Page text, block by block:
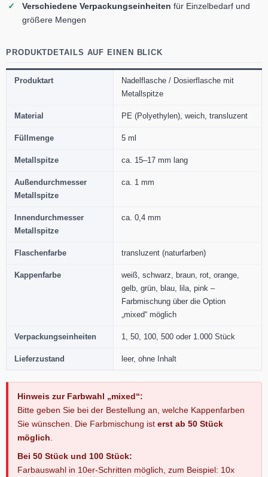
Verschiedene Verpackungseinheiten für Einzelbedarf und
größere Mengen
PRODUKTDETAILS AUF EINEN BLICK
Produktart
Nadelflasche / Dosierflasche mit
Metallspitze
Material PE (Polyethylen), weich, transluzent
Füllmenge 5 ml
Metallspitze ca. 15–17 mm lang
Außendurchmesser
Metallspitze
ca. 1 mm
Innendurchmesser
Metallspitze
ca. 0,4 mm
Flaschenfarbe transluzent (naturfarben)
Kappenfarbe
weiß, schwarz, braun, rot, orange,
gelb, grün, blau, lila, pink –
Farbmischung über die Option
„mixed“ möglich
Verpackungseinheiten 1, 50, 100, 500 oder 1.000 Stück
Lieferzustand leer, ohne Inhalt
Hinweis zur Farbwahl „mixed“:
Bitte geben Sie bei der Bestellung an, welche Kappenfarben
Sie wünschen. Die Farbmischung isterst ab 50 Stück
möglich
Bei 50 Stück und 100 Stück:
Farbauswahl in 10er-Schritten möglich, zum Beispiel: 10x